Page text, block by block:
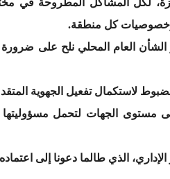
كل منطقة.
العام المحلي نلح على ضرورة
لاستكمال تفعيل الجهوية
مستوى الجهات لتحمل مسؤوليتها
الذي طالما دعونا إلى